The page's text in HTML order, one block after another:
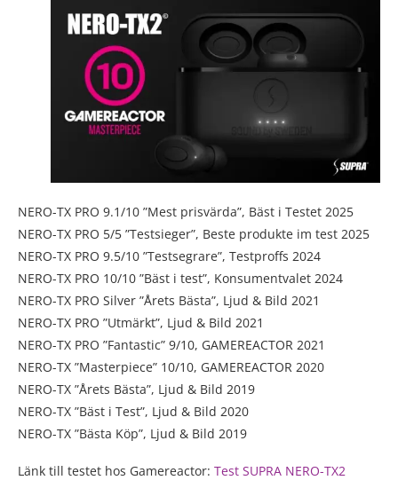
NERO-TX PRO 9.1/10 ”Mest prisvärda”, Bäst i Testet 2025
NERO-TX PRO 5/5 ”Testsieger”, Beste produkte im test 2025
NERO-TX PRO 9.5/10 ”Testsegrare”, Testproffs 2024
NERO-TX PRO 10/10 ”Bäst i test”, Konsumentvalet 2024
NERO-TX PRO Silver ”Årets Bästa”, Ljud & Bild 2021
NERO-TX PRO ”Utmärkt”, Ljud & Bild 2021
NERO-TX PRO ”Fantastic” 9/10, GAMEREACTOR 2021
NERO-TX ”Masterpiece” 10/10, GAMEREACTOR 2020
NERO-TX ”Årets Bästa”, Ljud & Bild 2019
NERO-TX ”Bäst i Test”, Ljud & Bild 2020
NERO-TX ”Bästa Köp”, Ljud & Bild 2019
Länk till testet hos Gamereactor: Test SUPRA NERO-TX2